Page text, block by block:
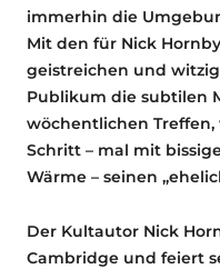
immerhin die
Mit den für Nick
geistreichen und
Publikum die subtilen
wöchentlichen
Schritt – mal mit
Wärme – seinen
Der Kultautor Nick
Cambridge und feiert